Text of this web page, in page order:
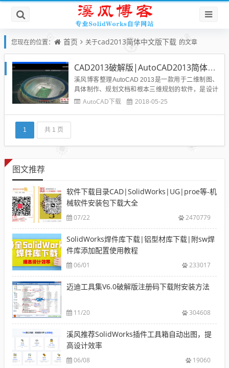
您现在的位置： 首页 关于cad2013简体中文版下载 的文章
CAD2013破解版|AutoCAD2013简体中文版32位64位含注册机下载
溪风博客整理AutoCAD 2013是一款用于二维制图、
具体制作、规划文档和根本三维规划的软件，是设计
人员的专用工具。AutoCAD 2013有着较人性化用户
AutoCAD下载 2018-05-25
1 共 1 页
图文推荐
软件下载目录CAD|SolidWorks|UG|proe等-机
械软件安装包下载大全
07/22 2470779
SolidWorks焊件库下载|铝型材库下载|附sw焊
件库添加配置使用教程
06/01 233017
迈迪工具集V6.0破解版注册码下载附安装方法
11/20 304608
溪风推荐SolidWorks插件工具箱自动出图，提
高设计效率
06/08 19060